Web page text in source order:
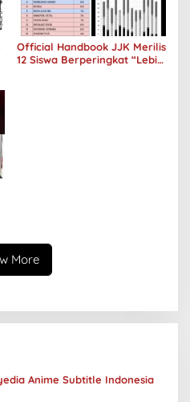
Official Handbook JJK Merilis
12 Siswa Berperingkat “Lebih
More
Anime Subtitle Indonesia